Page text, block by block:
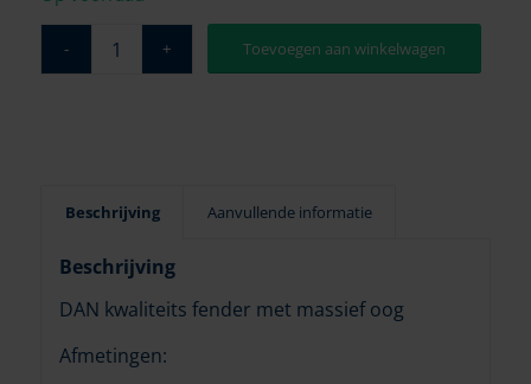
Toevoegen aan winkelwagen
Beschrijving Aanvullende informatie
Beschrijving
DAN kwaliteits fender met massief oog
Afmetingen: